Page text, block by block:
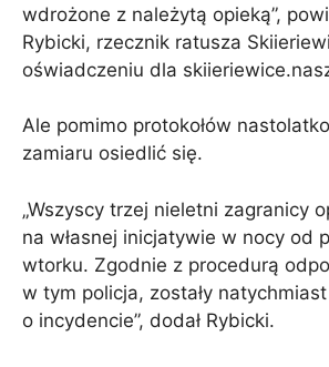
wdrożone z należytą opieką”,
Rybicki, rzecznik ratusza
oświadczeniu dla
Ale pomimo protokołów
zamiaru osiedlić się.
„Wszyscy trzej nieletni zagranicy
na własnej inicjatywie w nocy od
wtorku. Zgodnie z procedurą
w tym policja, zostały
o incydencie”, dodał Rybicki.